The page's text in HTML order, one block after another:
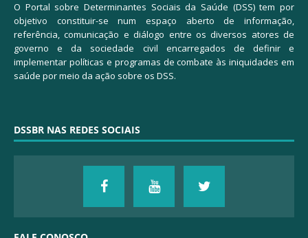
O Portal sobre Determinantes Sociais da Saúde (DSS) tem por
objetivo constituir-se num espaço aberto de informação,
referência, comunicação e diálogo entre os diversos atores de
governo e da sociedade civil encarregados de definir e
implementar políticas e programas de combate às iniquidades em
saúde por meio da ação sobre os DSS.
DSSBR NAS REDES SOCIAIS